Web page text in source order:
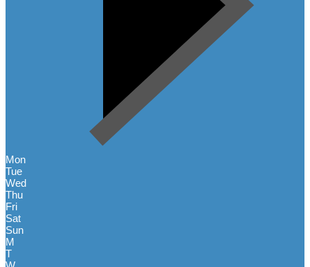
Mon
Tue
Wed
Thu
Fri
Sat
Sun
M
T